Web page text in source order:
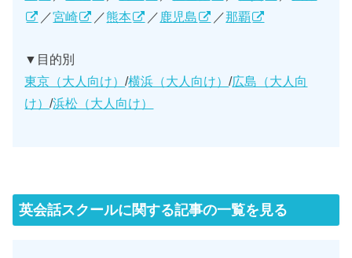
／宮崎 ／熊本 ／ 鹿児島 ／那覇
▼目的別
東京（大人向け）/横浜（大人向け）/広島（大人向
け）/浜松（大人向け）
英会話スクールに関する記事の一覧を見る